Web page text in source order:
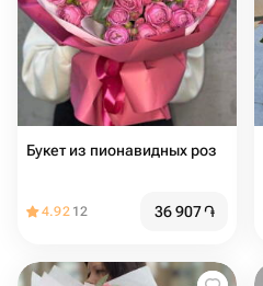
Букет из пионавидных роз
4.92 12 36 907֏